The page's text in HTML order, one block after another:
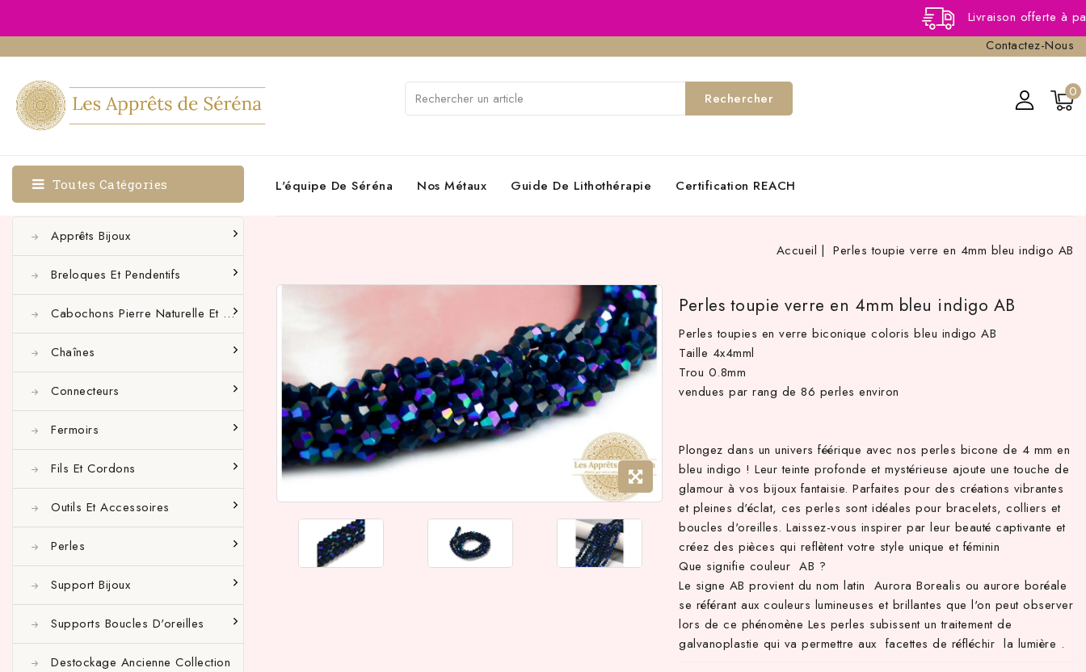
Livraison offerte à partir de
Contactez-Nous
0
Rechercher
L'équipe De Séréna Nos Métaux Guide De Lithothérapie Certification REACH
Toutes Catégories
Apprêts Bijoux
Perles À Écraser Et
Terminaisons De
Rallonge
Breloques Et Pendentifs
Cabochons Pierre Naturelle Et Autres
Chaînes
Connecteurs
Connecteurs Bases
Fermoirs
Fils Et Cordons
Outils Et Accessoires
Perles
Argent
Support Bijoux
Supports Boucles D'oreilles
Destockage Ancienne Collection
Accueil Perles toupie verre en 4mm bleu indigo AB
Perles toupie verre en 4mm bleu indigo AB
Perles toupies en verre biconique coloris bleu indigo AB
Taille 4x4mml
Trou 0.8mm
vendues par rang de 86 perles environ
Plongez dans un univers féérique avec nos perles bicone de 4 mm en
bleu indigo ! Leur teinte profonde et mystérieuse ajoute une touche de
glamour à vos bijoux fantaisie. Parfaites pour des créations vibrantes
et pleines d'éclat, ces perles sont idéales pour bracelets, colliers et
boucles d'oreilles. Laissez-vous inspirer par leur beauté captivante et
créez des pièces qui reflètent votre style unique et féminin
Que signifie couleur AB ?
Le signe AB provient du nom latin Aurora Borealis ou aurore boréale
se référant aux couleurs lumineuses et brillantes que l'on peut observer
lors de ce phénomène Les perles subissent un traitement de
galvanoplastie qui va permettre aux facettes de réfléchir la lumière .